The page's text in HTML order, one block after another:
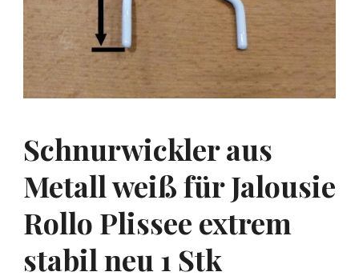
Schnurwickler aus
Metall weiß für Jalousie
Rollo Plissee extrem
stabil neu 1 Stk